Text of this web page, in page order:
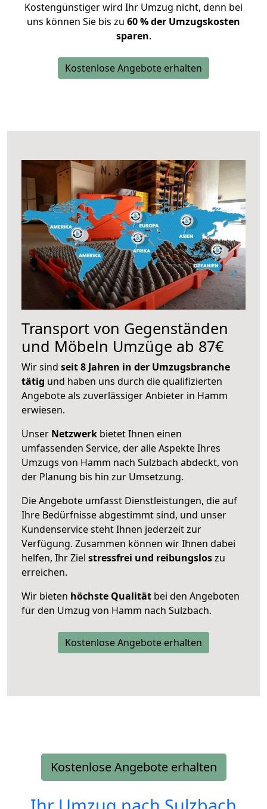
Kostengünstiger wird Ihr Umzug nicht, denn bei
uns können Sie bis zu 60 % der Umzugskosten
sparen.
Kostenlose Angebote erhalten
Transport von Gegenständen
und Möbeln Umzüge ab 87€
Wir sind seit 8 Jahren in der Umzugsbranche
tätig und haben uns durch die qualifizierten
Angebote als zuverlässiger Anbieter in Hamm
erwiesen.
Unser Netzwerk bietet Ihnen einen
umfassenden Service, der alle Aspekte Ihres
Umzugs von Hamm nach Sulzbach abdeckt, von
der Planung bis hin zur Umsetzung.
Die Angebote umfasst Dienstleistungen, die auf
Ihre Bedürfnisse abgestimmt sind, und unser
Kundenservice steht Ihnen jederzeit zur
Verfügung. Zusammen können wir Ihnen dabei
helfen, Ihr Ziel stressfrei und reibungsloszu
erreichen.
Wir bieten höchste Qualität bei den Angeboten
für den Umzug von Hamm nach Sulzbach.
Kostenlose Angebote erhalten
Kostenlose Angebote erhalten